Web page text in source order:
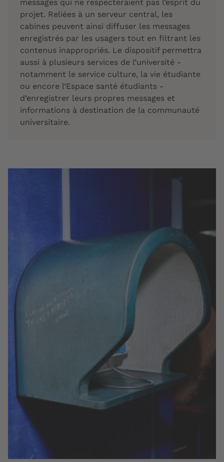
messages qui ne respecteraient pas l’esprit du
projet. Reliées à un serveur central, les
cabines peuvent ainsi diffuser les messages
enregistrés par les usagers tout en filtrant les
contenus inappropriés. Le dispositif permettra
aussi à plusieurs services de l’université -
notamment le service culture, la vie étudiante
ou encore l’Espace santé étudiants -
d’enregistrer leurs propres messages et
informations à destination de la communauté
universitaire.